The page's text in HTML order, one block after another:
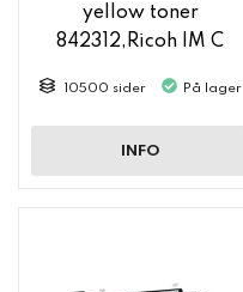
yellow toner
842312,Ricoh IM C
10500 sider På lager
INFO